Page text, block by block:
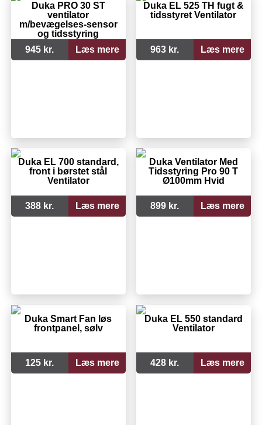
Duka PRO 30 ST
ventilator
m/bevægelses-sensor
og tidsstyring
945 kr.
Læs mere
Duka EL 525 TH fugt &
tidsstyret Ventilator
963 kr. Læs mere
Duka EL 700 standard,
front i børstet stål
Ventilator
388 kr. Læs mere
Duka Ventilator Med
Tidsstyring Pro 90 T
Ø100mm Hvid
899 kr. Læs mere
Duka Smart Fan løs
frontpanel, sølv
125 kr. Læs mere
Duka EL 550 standard
Ventilator
428 kr. Læs mere